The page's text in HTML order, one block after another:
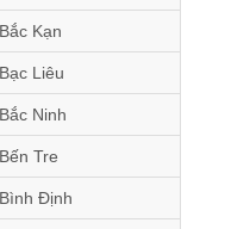
Kạn
Liêu
Ninh
Tre
Định